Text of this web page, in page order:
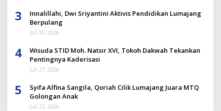
3
Innalillahi, Dwi Sriyantini Aktivis Pendidikan Lumajang
Berpulang
Juli 30, 2026
4
Wisuda STID Moh. Natsir XVI, Tokoh Dakwah Tekankan
Pentingnya Kaderisasi
Juli 27, 2026
5
Syifa Alfina Sangila, Qoriah Cilik Lumajang Juara MTQ
Golongan Anak
Juli 23, 2026